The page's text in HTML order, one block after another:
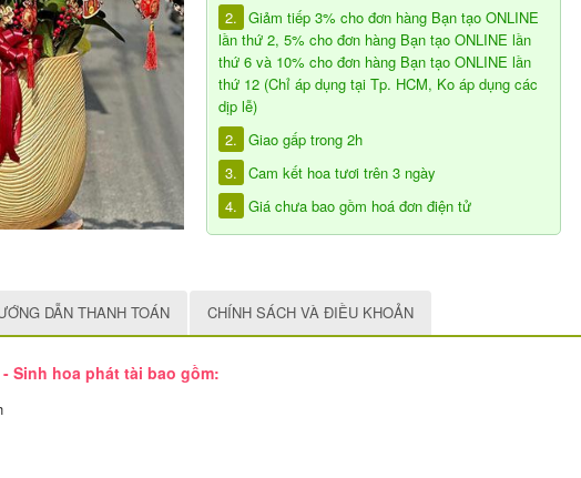
2. Giảm tiếp 3% cho đơn hàng Bạn tạo ONLINE
lần thứ 2, 5% cho đơn hàng Bạn tạo ONLINE lần
thứ 6 và 10% cho đơn hàng Bạn tạo ONLINE lần
thứ 12 (Chỉ áp dụng tại Tp. HCM, Ko áp dụng các
dịp lễ)
2. Giao gấp trong 2h
3. Cam kết hoa tươi trên 3 ngày
4. Giá chưa bao gồm hoá đơn điện tử
DẪN THANH TOÁN CHÍNH SÁCH VÀ ĐIỀU KHOẢN
Sinh hoa phát tài bao gồm: